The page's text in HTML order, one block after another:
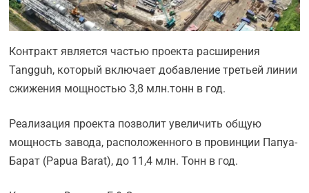
Контракт является частью проекта расширения
Tangguh, который включает добавление третьей линии
сжижения мощностью 3,8 млн.тонн в год.
Реализация проекта позволит увеличить общую
мощность завода, расположенного в провинции Папуа-
Барат (Papua Barat), до 11,4 млн. Тонн в год.